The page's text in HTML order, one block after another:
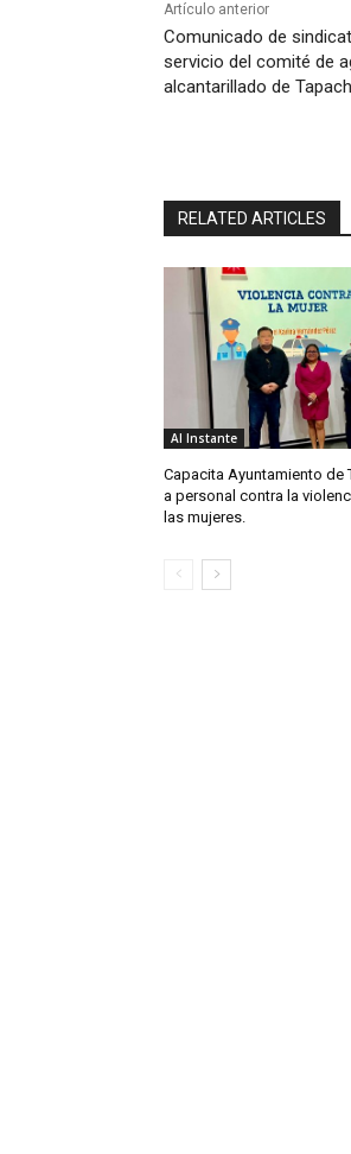
Artículo anterior
Comunicado de
servicio del comité de
alcantarillado de
RELATED ARTICLES
Al Instante
Capacita Ayuntamiento de
a personal contra la
las mujeres.